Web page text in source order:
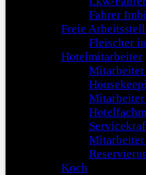
Fahrer
Freie
Fleischer
Hotelmitarbeiter
Mitarbeiter
Mitarbeiter
Koch